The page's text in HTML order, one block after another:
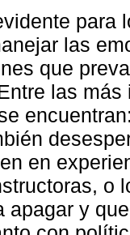
para
las
que
las
en
o
apagar y